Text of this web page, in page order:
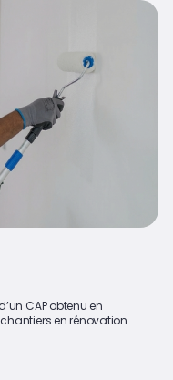
CAP obtenu en
en rénovation